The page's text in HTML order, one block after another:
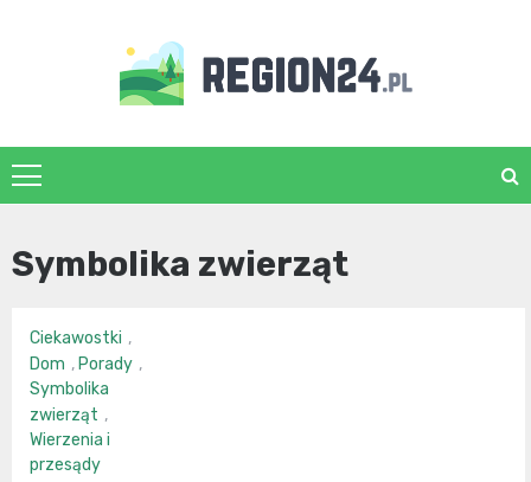
region24.pl
Symbolika zwierząt
Ciekawostki ,
Dom , Porady ,
Symbolika
zwierząt ,
Wierzenia i
przesądy